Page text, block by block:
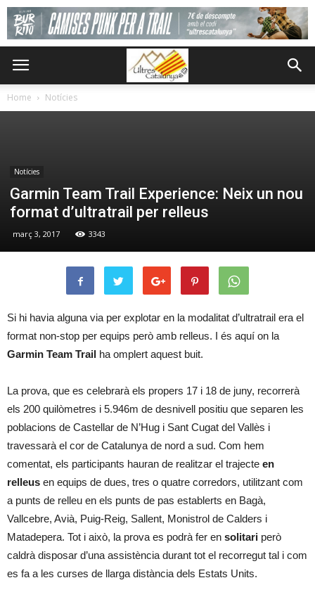
Home Notícies
Notícies
Garmin Team Trail Experience: Neix un nou
format d’ultratrail per relleus
març 3, 2017 3343
Si hi havia alguna via per explotar en la modalitat d’ultratrail era el
format non-stop per equips però amb relleus. I és aquí on la
Garmin Team Trail ha omplert aquest buit.
La prova, que es celebrarà els propers 17 i 18 de juny, recorrerà
els 200 quilòmetres i 5.946m de desnivell positiu que separen les
poblacions de Castellar de N’Hug i Sant Cugat del Vallès i
travessarà el cor de Catalunya de nord a sud. Com hem
comentat, els participants hauran de realitzar el trajecte en
relleus en equips de dues, tres o quatre corredors, utilitzant com
a punts de relleu en els punts de pas establerts en Bagà,
Vallcebre, Avià, Puig-Reig, Sallent, Monistrol de Calders i
Matadepera. Tot i això, la prova es podrà fer en solitari però
caldrà disposar d’una assistència durant tot el recorregut tal i com
es fa a les curses de llarga distància dels Estats Units.